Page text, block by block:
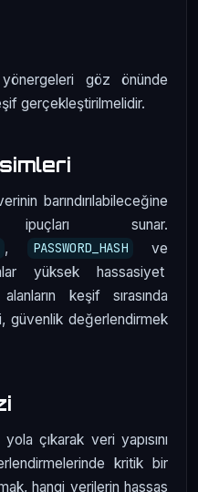
göz önünde
gerçekleştirilmelidir.
barındırılabileceğine
sunar.
, PASSWORD_HASH ve
yüksek hassasiyet
keşif sırasında
güvenlik değerlendirmek
çıkarak veri yapısını
kritik bir
hangi verilerin hassas